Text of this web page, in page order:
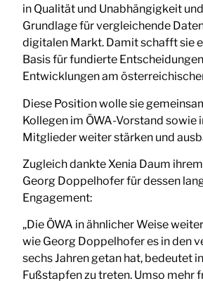
in Qualität und Unabhängigkeit
Grundlage für vergleichende
digitalen Markt. Damit schafft sie
Basis für fundierte
Entwicklungen am
Diese Position wolle sie
Kollegen im ÖWA-Vorstand sowie
Mitglieder weiter stärken und
Zugleich dankte Xenia Daum
Georg Doppelhofer für dessen
Engagement:
„Die ÖWA in ähnlicher Weise
wie Georg Doppelhofer es in den
sechs Jahren getan hat, bedeutet
Fußstapfen zu treten. Umso mehr